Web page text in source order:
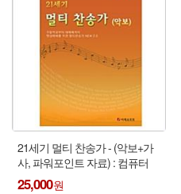
21세기 멀티 찬송가 - (악보+가
사, 파워포인트 자료) : 컴퓨터
전용 !!!
25,000